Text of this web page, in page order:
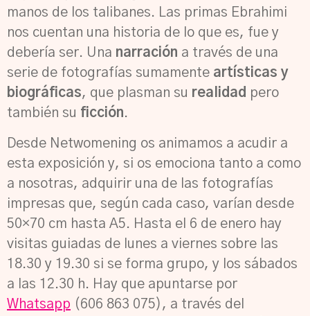
manos de los talibanes. Las primas Ebrahimi
nos cuentan una historia de lo que es, fue y
debería ser. Una narración a través de una
serie de fotografías sumamente artísticas y
biográficas, que plasman su realidad pero
también su ficción.
Desde Netwomening os animamos a acudir a
esta exposición y, si os emociona tanto a como
a nosotras, adquirir una de las fotografías
impresas que, según cada caso, varían desde
50×70 cm hasta A5. Hasta el 6 de enero hay
visitas guiadas de lunes a viernes sobre las
18.30 y 19.30 si se forma grupo, y los sábados
a las 12.30 h. Hay que apuntarse por
Whatsapp (606 863 075), a través del